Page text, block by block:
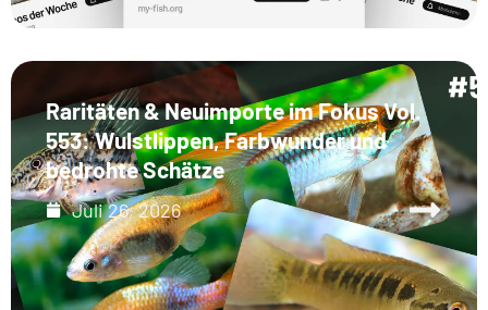
Raritäten & Neuimporte im Fokus Vol.
553: Wulstlippen, Farbwunder und
bedrohte Schätze
Juli 26, 2026